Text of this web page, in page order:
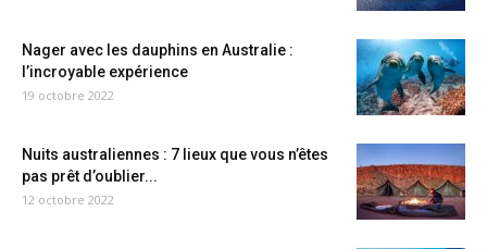
Nager avec les dauphins en Australie :
l’incroyable expérience
19 octobre 2022
Nuits australiennes : 7 lieux que vous n’êtes
pas prêt d’oublier...
12 octobre 2022